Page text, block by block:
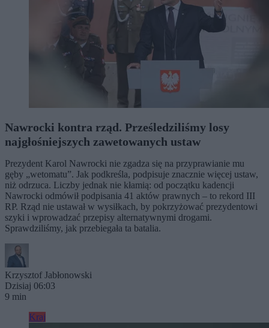
Nawrocki kontra rząd. Prześledziliśmy losy
najgłośniejszych zawetowanych ustaw
Prezydent Karol Nawrocki nie zgadza się na przyprawianie mu
gęby „wetomatu”. Jak podkreśla, podpisuje znacznie więcej ustaw,
niż odrzuca. Liczby jednak nie kłamią: od początku kadencji
Nawrocki odmówił podpisania 41 aktów prawnych – to rekord III
RP. Rząd nie ustawał w wysiłkach, by pokrzyżować prezydentowi
szyki i wprowadzać przepisy alternatywnymi drogami.
Sprawdziliśmy, jak przebiegała ta batalia.
Krzysztof Jabłonowski
Dzisiaj 06:03
9 min
Kraj